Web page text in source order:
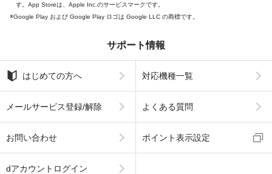
す。App Storeは、Apple Inc.のサービスマークです。
Google Play および Google Play ロゴは Google LLC の商標です。
サポート情報
はじめての方へ 対応機種一覧
メールサービス登録/解除 よくある質問
お問い合わせ ポイント表示設定
dアカウントログイン